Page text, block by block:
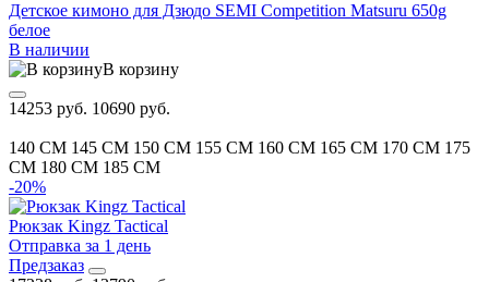
Детское кимоно для Дзюдо SEMI Competition Matsuru 650g
белое
В наличии
В корзину
14253 руб. 10690 руб.
140 CM 145 CM 150 CM 155 CM 160 CM 165 CM 170 CM 175
CM 180 CM 185 CM
-20%
Рюкзак Kingz Tactical
Отправка за 1 день
Предзаказ